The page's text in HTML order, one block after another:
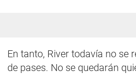
En tanto, River todavía no se
de pases. No se quedarán